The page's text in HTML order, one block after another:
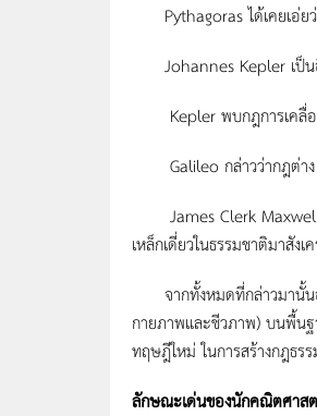
Pythagoras ได้เคยเอ่ยว่
Johannes Kepler เป็นอี
Kepler พบกฎการเคลื่อน
Galileo กล่าวว่ากฎต่าง
James Clerk Maxwell
เหล็กเดี่ยวในธรรมชาติมาสั
จากทั้งหมดที่กล่าวมานั้นอ
กายภาพและชีวภาพ) บนพื้นฐ
ทฤษฎีใหม่ ในการสร้างกฎธ
ลักษณะเด่นของนักคณิตศาส